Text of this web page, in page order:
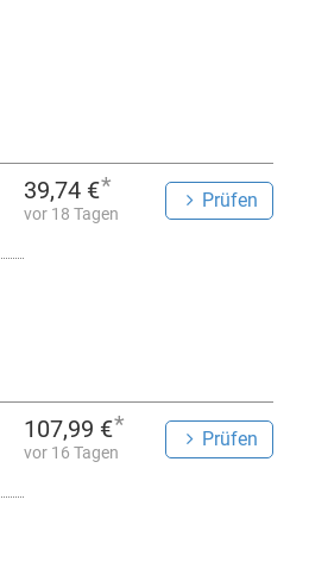
39,74 €*
vor 18 Tagen
Prüfen
107,99 €*
vor 16 Tagen
Prüfen